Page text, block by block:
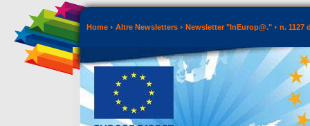
Home Altre Newsletters Newsletter "InEurop@." n. 1127